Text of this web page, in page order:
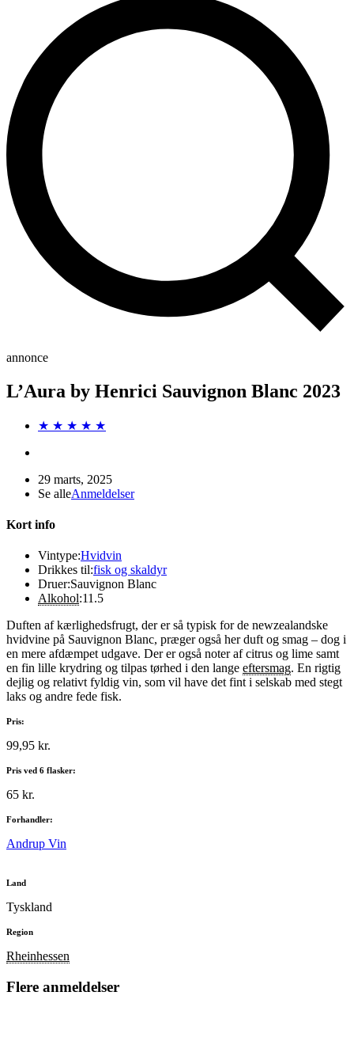
annonce
L’Aura by Henrici Sauvignon Blanc 2023
★ ★ ★ ★ ★
29 marts, 2025
Se alleAnmeldelser
Kort info
Vintype:Hvidvin
Drikkes til:fisk og skaldyr
Druer:Sauvignon Blanc
Alkohol:11.5
Duften af kærlighedsfrugt, der er så typisk for de newzealandske
hvidvine på Sauvignon Blanc, præger også her duft og smag – dog i
en mere afdæmpet udgave. Der er også noter af citrus og lime samt
en fin lille krydring og tilpas tørhed i den lange eftersmag. En rigtig
dejlig og relativt fyldig vin, som vil have det fint i selskab med stegt
laks og andre fede fisk.
Pris:
99,95 kr.
Pris ved 6 flasker:
65 kr.
Forhandler:
Andrup Vin
Land
Tyskland
Region
Rheinhessen
Flere anmeldelser